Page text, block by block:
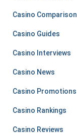
Casino Comparison
Casino Guides
Casino Interviews
Casino News
Casino Promotions
Casino Rankings
Casino Reviews